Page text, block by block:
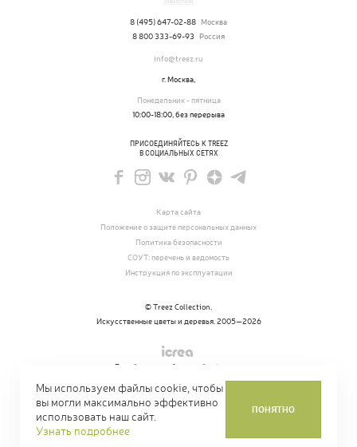
8 (495) 647-02-88 Москва
8 800 333-69-93
Россия
info@treez.ru
г. Москва,
Понедельник - пятница
10:00-18:00, без перерыва
ПРИСОЕДИНЯЙТЕСЬ К TREEZ
В СОЦИАЛЬНЫХ СЕТЯХ
Карта сайта
Положение о защите персональных данных
Политика безопасности
СОУТ: перечень и ведомость
Инструкция по эксплуатации
© Treez Collection.
Искусственные цветы и деревья. 2005—2026
Дизайн и разработка сайта icrea.ru
Мы используем файлы cookie, чтобы
вы могли максимально эффективно
использовать наш сайт.
Узнать подробнее
ПОНЯТНО